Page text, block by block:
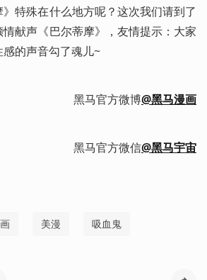
特殊在什么地方呢？这次我们请到了
献声《巴尔蒂摩》，友情提示：大家
的声音勾了魂儿~
黑马官方微博@黑马漫画
黑马官方微信@黑马宇宙
美漫 吸血鬼